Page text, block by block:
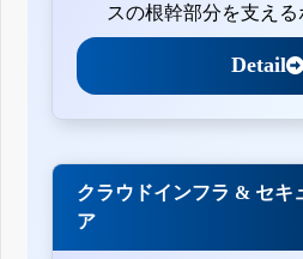
スの根幹部分を支える
Detail
クラウドインフラ & セキ
ア